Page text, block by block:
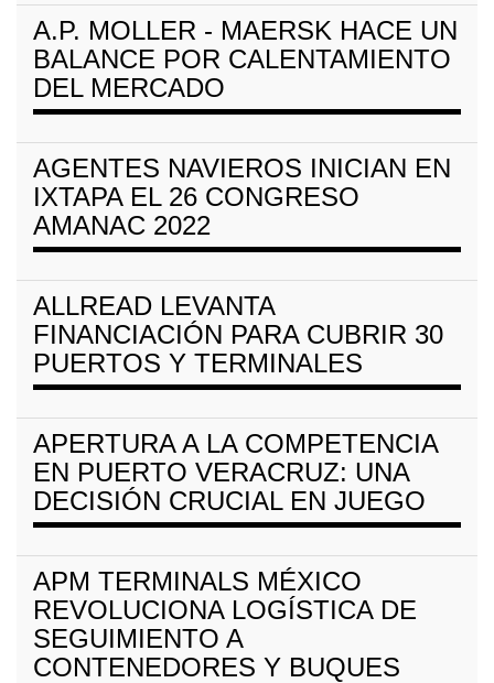
A.P. MOLLER - MAERSK HACE UN
BALANCE POR CALENTAMIENTO
DEL MERCADO
AGENTES NAVIEROS INICIAN EN
IXTAPA EL 26 CONGRESO
AMANAC 2022
ALLREAD LEVANTA
FINANCIACIÓN PARA CUBRIR 30
PUERTOS Y TERMINALES
APERTURA A LA COMPETENCIA
EN PUERTO VERACRUZ: UNA
DECISIÓN CRUCIAL EN JUEGO
APM TERMINALS MÉXICO
REVOLUCIONA LOGÍSTICA DE
SEGUIMIENTO A
CONTENEDORES Y BUQUES